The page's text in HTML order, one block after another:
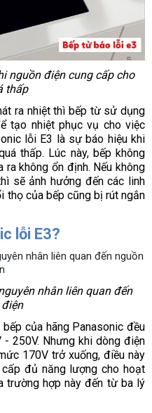
nguồn điện cung cấp cho
thấp
ra nhiệt thì bếp từ sử dụng
tạo nhiệt phục vụ cho việc
lỗi E3 là sự báo hiệu khi
thấp. Lúc này, bếp không
ra không ổn định. Nếu không
sẽ ảnh hưởng đến các linh
thọ của bếp cũng bị rút ngắn
lỗi E3?
nhân liên quan đến
của hãng Panasonic đều
250V. Nhưng khi dòng điện
170V trở xuống, điều này
đủ năng lượng cho hoạt
trường hợp này đến từ ba lý